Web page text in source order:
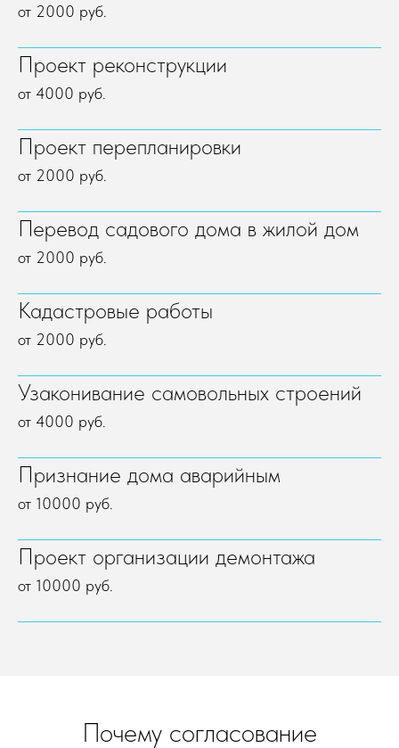
от 2000 руб.
Проект реконструкции
от 4000 руб.
Проект перепланировки
от 2000 руб.
Перевод садового дома в жилой дом
от 2000 руб.
Кадастровые работы
от 2000 руб.
Узаконивание самовольных строений
от 4000 руб.
Признание дома аварийным
от 10000 руб.
Проект организации демонтажа
от 10000 руб.
Почему согласование